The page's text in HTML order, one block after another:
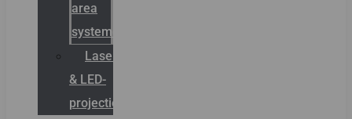
area
systemen
Laserbelijning
& LED-
projectie